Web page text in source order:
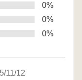
0%
0%
0%
11/12